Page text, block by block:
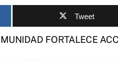
Tweet
FORTALECE